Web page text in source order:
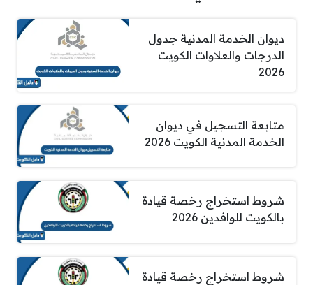
ديوان الخدمة المدنية جدول
الدرجات والعلاوات الكويت
2026
متابعة التسجيل في ديوان
الخدمة المدنية الكويت 2026
شروط استخراج رخصة قيادة
بالكويت للوافدين 2026
شروط استخراج رخصة قيادة